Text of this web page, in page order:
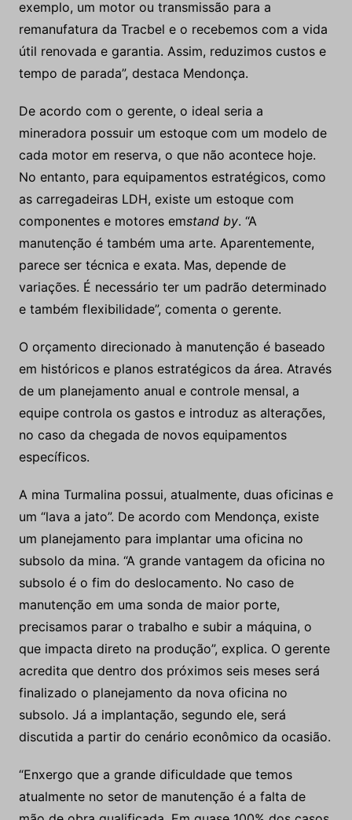
exemplo, um motor ou transmissão para a
remanufatura da Tracbel e o recebemos com a vida
útil renovada e garantia. Assim, reduzimos custos e
tempo de parada”, destaca Mendonça.
De acordo com o gerente, o ideal seria a
mineradora possuir um estoque com um modelo de
cada motor em reserva, o que não acontece hoje.
No entanto, para equipamentos estratégicos, como
as carregadeiras LDH, existe um estoque com
componentes e motores emstand by. “A
manutenção é também uma arte. Aparentemente,
parece ser técnica e exata. Mas, depende de
variações. É necessário ter um padrão determinado
e também flexibilidade”, comenta o gerente.
O orçamento direcionado à manutenção é baseado
em históricos e planos estratégicos da área. Através
de um planejamento anual e controle mensal, a
equipe controla os gastos e introduz as alterações,
no caso da chegada de novos equipamentos
específicos.
A mina Turmalina possui, atualmente, duas oficinas e
um “lava a jato”. De acordo com Mendonça, existe
um planejamento para implantar uma oficina no
subsolo da mina. “A grande vantagem da oficina no
subsolo é o fim do deslocamento. No caso de
manutenção em uma sonda de maior porte,
precisamos parar o trabalho e subir a máquina, o
que impacta direto na produção”, explica. O gerente
acredita que dentro dos próximos seis meses será
finalizado o planejamento da nova oficina no
subsolo. Já a implantação, segundo ele, será
discutida a partir do cenário econômico da ocasião.
“Enxergo que a grande dificuldade que temos
atualmente no setor de manutenção é a falta de